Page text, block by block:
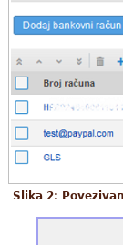
Slika 2: